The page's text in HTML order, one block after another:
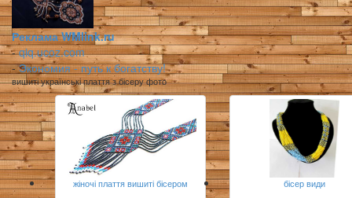
Реклама WMlink.ru
-qiq.ucoz.com
-Экономия - путь к богатству!
вишиті українські плаття з бісеру фото
жіночі плаття вишиті бісером бісер види